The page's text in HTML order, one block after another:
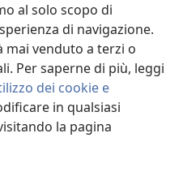
al solo scopo di
di navigazione.
mai venduto a terzi o
Per saperne di più, leggi
dei cookie e
in qualsiasi
la pagina
Tract Society of Pennsylvania.
SULLA PRIVACY